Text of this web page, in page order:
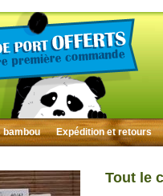
bambou Expédition et retours
Tout le